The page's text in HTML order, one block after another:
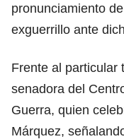
pronunciamiento
exguerrillo ante
Frente al particular
senadora del
Guerra, quien
Márquez,